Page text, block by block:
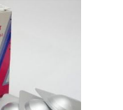
фото
непотоплюваний
кексами